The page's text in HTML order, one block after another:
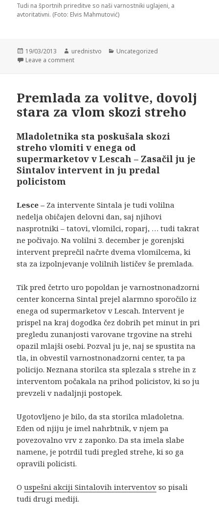
Tudi na športnih prireditve so naši varnostniki uglajeni, a
avtoritativni. (Foto: Elvis Mahmutović)
Posted
on
19/03/2013 Author
urednistvo Categories
Uncategorized
Leave a comment
Premlada za volitve, dovolj
stara za vlom skozi streho
Mladoletnika sta poskušala skozi
streho vlomiti v enega od
supermarketov v Lescah – Zasačil ju je
Sintalov intervent in ju predal
policistom
Lesce – Za intervente Sintala je tudi volilna
nedelja običajen delovni dan, saj njihovi
nasprotniki – tatovi, vlomilci, roparj, … tudi takrat
ne počivajo. Na volilni 3. december je gorenjski
intervent preprečil načrte dvema vlomilcema, ki
sta za izpolnjevanje volilnih lističev še premlada.
Tik pred četrto uro popoldan je varnostnonadzorni
center koncerna Sintal prejel alarmno sporočilo iz
enega od supermarketov v Lescah. Intervent je
prispel na kraj dogodka čez dobrih pet minut in pri
pregledu zunanjosti varovane trgovine na strehi
opazil mlajši osebi. Pozval ju je, naj se spustita na
tla, in obvestil varnostnonadzorni center, ta pa
policijo. Neznana storilca sta splezala s strehe in z
interventom počakala na prihod policistov, ki so ju
prevzeli v nadaljnji postopek.
Ugotovljeno je bilo, da sta storilca mladoletna.
Eden od njiju je imel nahrbtnik, v njem pa
povezovalno vrv z zaponko. Da sta imela slabe
namene, je potrdil tudi pregled strehe, ki so ga
opravili policisti.
Ouspešni akciji Sintalovih interventov so pisali
tudi drugi mediji.